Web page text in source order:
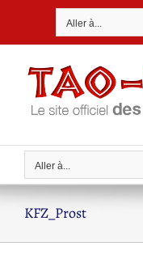
Aller à...
Aller à...
KFZ_Prost